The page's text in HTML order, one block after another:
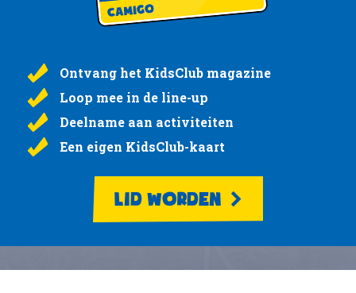
Ontvang het KidsClub magazine
Loop mee in de line-up
Deelname aan activiteiten
Een eigen KidsClub-kaart
LID WORDEN